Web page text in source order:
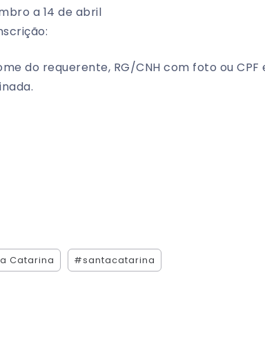
a 14 de abril
do requerente, RG/CNH com foto ou CPF
Catarina #santacatarina